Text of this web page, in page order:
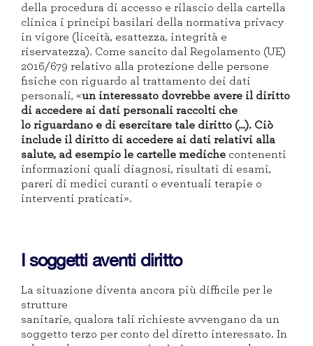
della procedura di accesso e rilascio della cartella
clinica i principi basilari della normativa privacy
in vigore (liceità, esattezza, integrità e
riservatezza). Come sancito dal Regolamento (UE)
2016/679 relativo alla protezione delle persone
fisiche con riguardo al trattamento dei dati
personali, «un interessato dovrebbe avere il diritto
di accedere ai dati personali raccolti che
lo riguardano e di esercitare tale diritto (…). Ciò
include il diritto di accedere ai dati relativi alla
salute, ad esempio le cartelle mediche contenenti
informazioni quali diagnosi, risultati di esami,
pareri di medici curanti o eventuali terapie o
interventi praticati».
I soggetti aventi diritto
La situazione diventa ancora più difficile per le
strutture
sanitarie, qualora tali richieste avvengano da un
soggetto terzo per conto del diretto interessato. In